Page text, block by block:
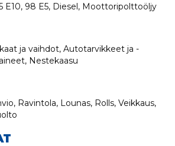
E10, 98 E5, Diesel, Moottoripolttoöljy
ja vaihdot, Autotarvikkeet ja -
Nestekaasu
Ravintola, Lounas, Rolls, Veikkaus,